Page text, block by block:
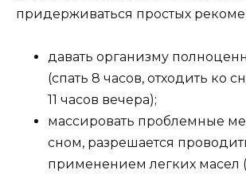
придерживаться простых
давать организму
(спать 8 часов, отходить ко
11 часов вечера);
массировать проблемные
сном, разрешается
применением легких масел